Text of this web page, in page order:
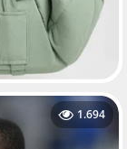
1.694